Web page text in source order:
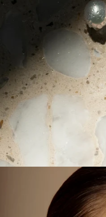
wyfc
sweet
pearl
anzeigen